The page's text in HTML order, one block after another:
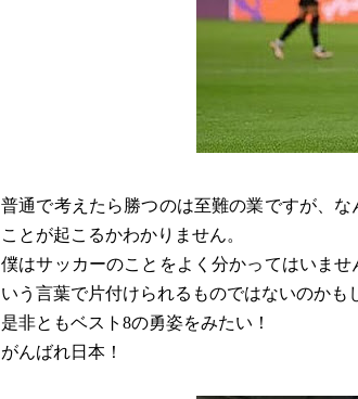
普通で考えたら勝つのは至難の業ですが、
ことが起こるかわかりません。
僕はサッカーのことをよく分かってはいま
いう言葉で片付けられるものではないのかも
是非ともベスト8の勇姿をみたい！
がんばれ日本！